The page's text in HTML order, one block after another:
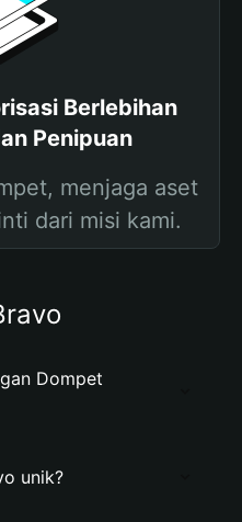
Berlebihan
Penipuan
menjaga aset
dari misi kami.
Dompet
unik?